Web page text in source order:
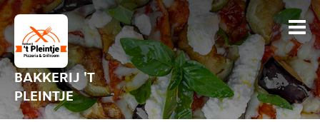
BAKKERIJ 'T
PLEINTJE